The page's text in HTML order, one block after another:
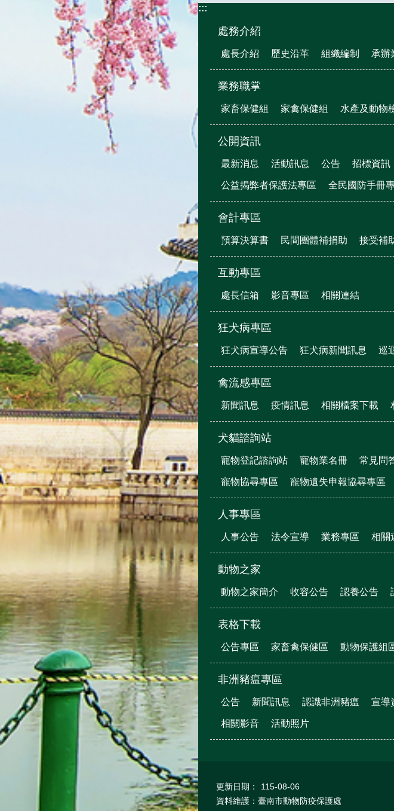
:::
處務介紹
處長介紹 歷史沿革 組織編制 承辦
業務職掌
家畜保健組 家禽保健組 水產及動物
公開資訊
最新消息 活動訊息 公告 招標資訊
公益揭弊者保護法專區 全民國防手冊
會計專區
預算決算書 民間團體補捐助 接受補
互動專區
處長信箱 影音專區 相關連結
狂犬病專區
狂犬病宣導公告 狂犬病新聞訊息 巡
禽流感專區
新聞訊息 疫情訊息 相關檔案下載
犬貓諮詢站
寵物登記諮詢站 寵物業名冊 常見問
寵物協尋專區 寵物遺失申報協尋專區
人事專區
人事公告 法令宣導 業務專區 相關
動物之家
動物之家簡介 收容公告 認養公告
表格下載
公告專區 家畜禽保健區 動物保護組
非洲豬瘟專區
公告 新聞訊息 認識非洲豬瘟 宣導
相關影音 活動照片
更新日期：
115-08-06
資料維護：臺南市動物防疫保護處